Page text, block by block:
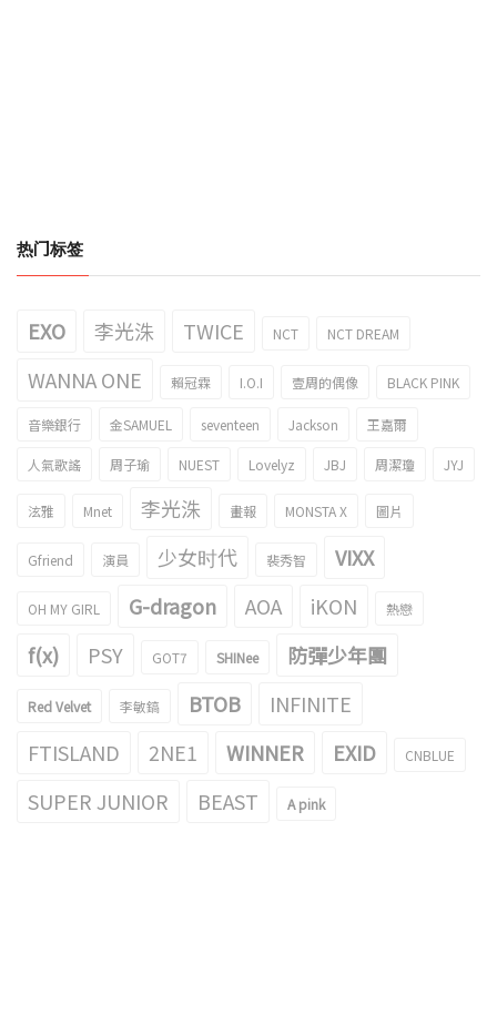
热门标签
EXO 李光洙 TWICE NCT NCT DREAM
WANNA ONE 賴冠霖 I.O.I 壹周的偶像 BLACK PINK
音樂銀行 金SAMUEL seventeen Jackson 王嘉爾
人氣歌謠 周子瑜 NUEST Lovelyz JBJ 周潔瓊 JYJ
泫雅 Mnet 李光洙 畫報 MONSTA X 圖片
Gfriend 演員 少女时代 裴秀智 VIXX
OH MY GIRL G-dragon AOA iKON 熱戀
f(x) PSY GOT7 SHINee 防彈少年團
Red Velvet 李敏鎬 BTOB
INFINITE
FTISLAND
2NE1 WINNER EXID CNBLUE
SUPER JUNIOR BEAST A pink